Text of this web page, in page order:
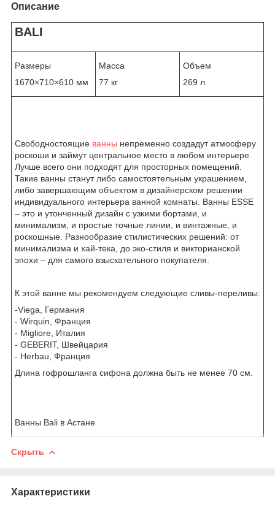
Описание
BALI
Размеры
1670×710×610 мм
Масса
77 кг
Объем
269 л
Свободностоящие ванны непременно создадут атмосферу
роскоши и займут центральное место в любом интерьере.
Лучше всего они подходят для просторных помещений.
Такие ванны станут либо самостоятельным украшением,
либо завершающим объектом в дизайнерском решении
индивидуального интерьера ванной комнаты. Ванны ESSE
– это и утонченный дизайн с узкими бортами, и
минимализм, и простые точные линии, и винтажные, и
роскошные. Разнообразие стилистических решений: от
минимализма и хай-тека, до эко-стиля и викторианской
эпохи – для самого взыскательного покупателя.
К этой ванне мы рекомендуем следующие сливы-переливы:
-Viega, Германия
- Wirquin, Франция
- Migliore, Италия
- GEBERIT, Швейцария
- Herbau, Франция
Длина гофрошланга сифона должна быть не менее 70 см.
Ванны Bali в Астане
Скрыть
Характеристики